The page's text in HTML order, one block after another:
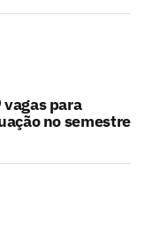
vagas para
no semestre